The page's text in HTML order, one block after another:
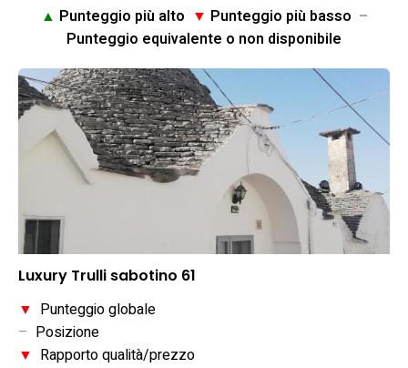
▲ Punteggio più alto ▼ Punteggio più basso –
Punteggio equivalente o non disponibile
Luxury Trulli sabotino 61
▼ Punteggio globale
– Posizione
▼ Rapporto qualità/prezzo